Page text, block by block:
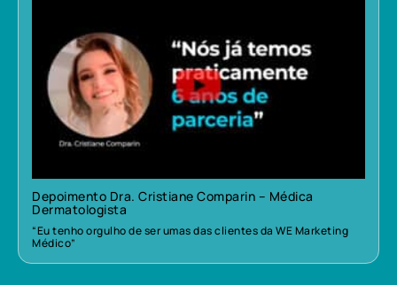
Depoimento Dra. Cristiane Comparin – Médica
Dermatologista
“Eu tenho orgulho de ser umas das clientes da WE Marketing
Médico”